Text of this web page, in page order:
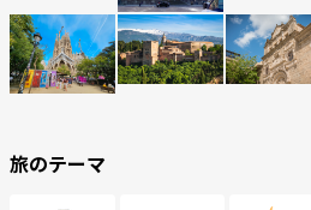
旅のテーマ